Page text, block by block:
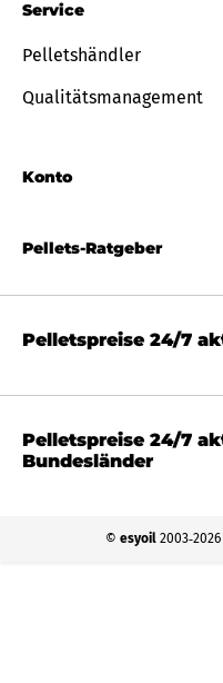
Pellets-Ratgeber
Service
Pelletshändler
Qualitätsmanagement
Konto
Pelletspreise 24/7
Pelletspreise 24/7
Bundesländer
© esyoil